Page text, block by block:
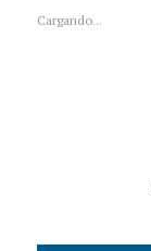
Cargando...